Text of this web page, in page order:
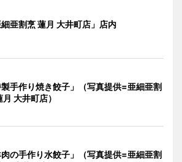
細亜割烹 蓮月 大井町店」店内
製手作り焼き餃子」（写真提供=亜細亜割
月 大井町店）
肉の手作り水餃子」（写真提供=亜細亜割